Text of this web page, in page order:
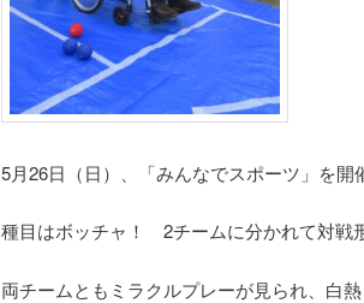
5月26日（日）、「みんなでスポーツ」を開
種目はボッチャ！ 2チームに分かれて対戦
両チームともミラクルプレーが見られ、白